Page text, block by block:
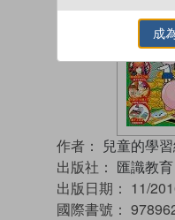
作者： 兒童的學習
出版社： 匯識教育
出版日期： 11/
國際書號：
成